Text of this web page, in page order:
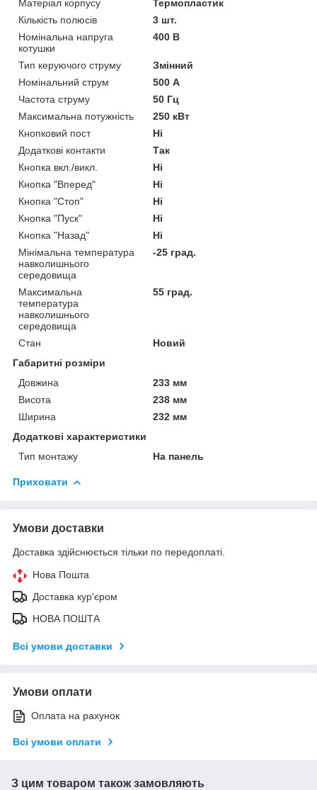
Матеріал корпусу
Термопластик
Кількість полюсів
3 шт.
Номінальна напруга
котушки
400 В
Тип керуючого струму
Змінний
Номінальний струм
500 А
Частота струму
50 Гц
Максимальна потужність
250 кВт
Кнопковий пост
Ні
Додаткові контакти
Так
Кнопка вкл./викл.
Ні
Кнопка "Вперед"
Ні
Кнопка "Стоп"
Ні
Кнопка "Пуск"
Ні
Кнопка "Назад"
Ні
Мінімальна температура
навколишнього
середовища
-25 град.
Максимальна
температура
навколишнього
середовища
55 град.
Стан
Новий
Габаритні розміри
Довжина
233 мм
Висота
238 мм
Ширина
232 мм
Додаткові характеристики
Тип монтажу
На панель
Приховати
Умови доставки
Доставка здійснюється тільки по передоплаті.
Нова Пошта
Доставка кур'єром
НОВА ПОШТА
Всі умови доставки
Умови оплати
Оплата на рахунок
Всі умови оплати
З цим товаром також замовляють